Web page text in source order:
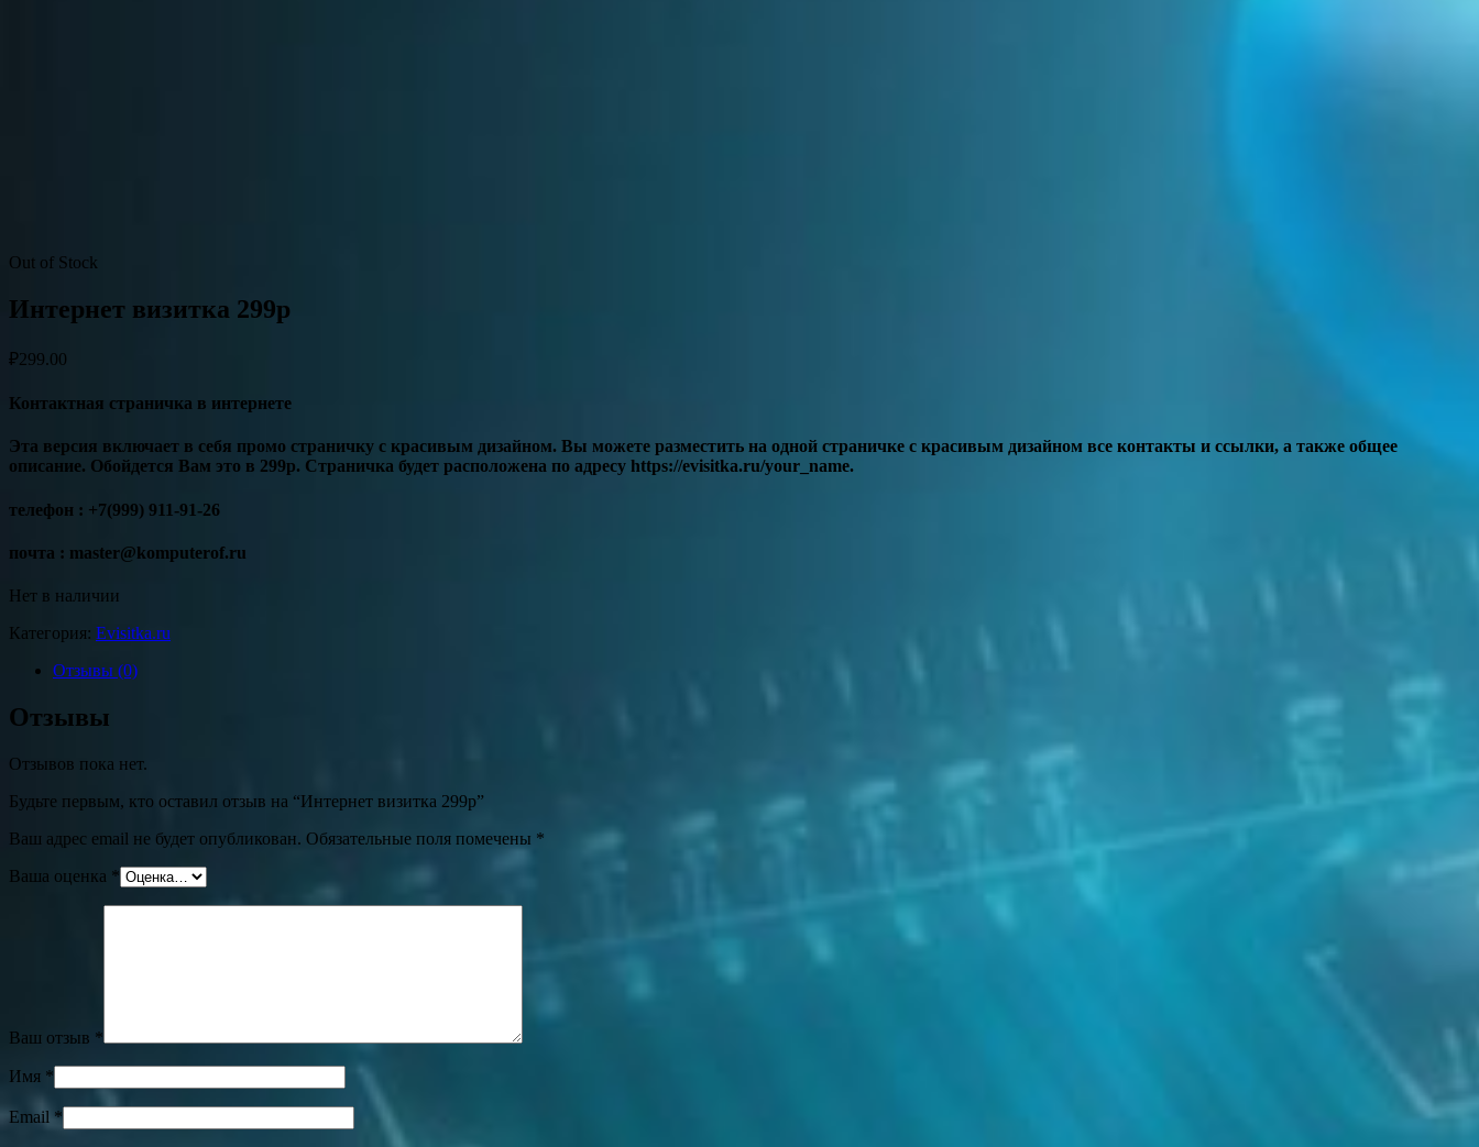
Out of Stock
Интернет визитка 299р
₽299.00
Контактная страничка в интернете
Эта версия включает в себя промо страничку с красивым дизайном. Вы можете разместить на одной страничке с красивым дизайном все контакты и ссылки, а также общее
описание. Обойдется Вам это в 299р. Страничка будет расположена по адресу https://evisitka.ru/your_name.
телефон : +7(999) 911-91-26
почта : master@komputerof.ru
Нет в наличии
Категория: Evisitka.ru
Отзывы (0)
Отзывы
Отзывов пока нет.
Будьте первым, кто оставил отзыв на “Интернет визитка 299р”
Ваш адрес email не будет опубликован. Обязательные поля помечены *
Ваша оценка *
Ваш отзыв *
Имя *
Email *